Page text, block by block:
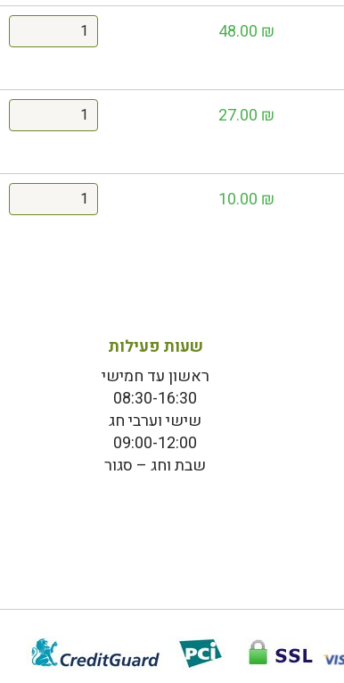
48.00 ₪
27.00 ₪
10.00 ₪
שעות פעילות
ראשון עד חמישי
08:30-16:30
שישי וערבי חג
09:00-12:00
שבת וחג – סגור